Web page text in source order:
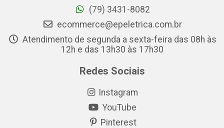
(79) 3431-8082
ecommerce@epeletrica.com.br
Atendimento de segunda a sexta-feira das 08h às
12h e das 13h30 às 17h30
Redes Sociais
Instagram
YouTube
Pinterest